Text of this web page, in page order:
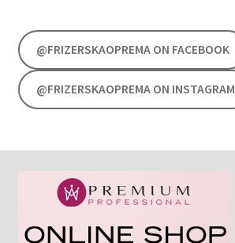
@FRIZERSKAOPREMA ON FACEBOOK
@FRIZERSKAOPREMA ON INSTAGRAM